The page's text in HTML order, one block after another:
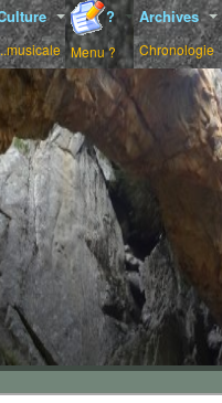
?
Menu ?
Archives
Chronologie